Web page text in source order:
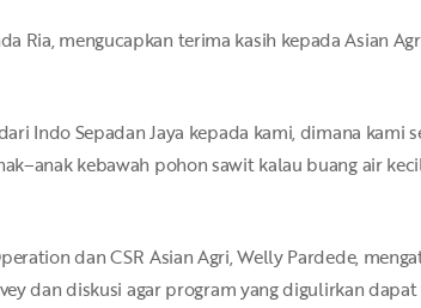
Ria, mengucapkan terima kasih kepada Asian
Indo Sepadan Jaya kepada kami, dimana
kebawah pohon sawit kalau buang air
dan CSR Asian Agri, Welly Pardede,
dan diskusi agar program yang digulirkan